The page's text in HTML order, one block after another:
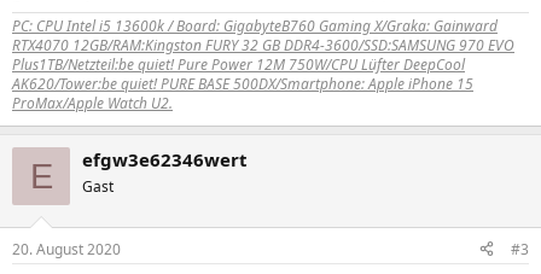
PC: CPU Intel i5 13600k / Board: GigabyteB760 Gaming X/Graka: Gainward
RTX4070 12GB/RAM:Kingston FURY 32 GB DDR4-3600/SSD:SAMSUNG 970 EVO
Plus1TB/Netzteil:be quiet! Pure Power 12M 750W/CPU Lüfter DeepCool
AK620/Tower:be quiet! PURE BASE 500DX/Smartphone: Apple iPhone 15
ProMax/Apple Watch U2.
E efgw3e62346wert
Gast
20. August 2020 #3